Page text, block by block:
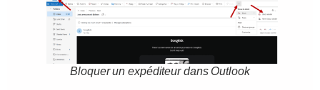
Bloquer un expéditeur dans Outlook